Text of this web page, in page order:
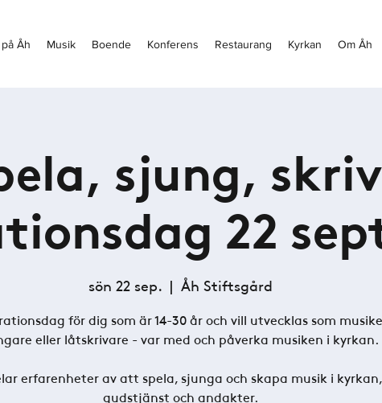
Åh Musik Boende Konferens Restaurang Kyrkan Om Åh
sjung,
22
sön 22 sep.
  |
Åh Stiftsgård
för dig som är 14-30 år och vill utvecklas som
eller låtskrivare - var med och påverka musiken i kyrkan.
erfarenheter av att spela, sjunga och skapa musik i
gudstjänst och andakter.